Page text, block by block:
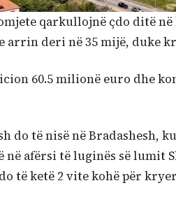
qarkullojnë çdo ditë
arrin deri në 35 mijë, duke
60.5 milionë euro dhe
do të nisë në Bradashesh,
në afërsi të luginës së lumit
të ketë 2 vite kohë për